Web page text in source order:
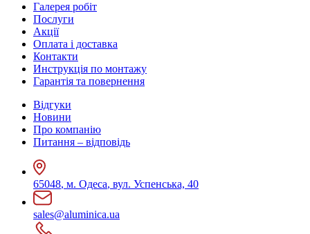
Галерея робіт
Послуги
Акції
Оплата і доставка
Контакти
Инструкція по монтажу
Гарантія та повернення
Відгуки
Новини
Про компанію
Питання – відповідь
65048, м. Одеса, вул. Успенська, 40
sales@aluminica.ua